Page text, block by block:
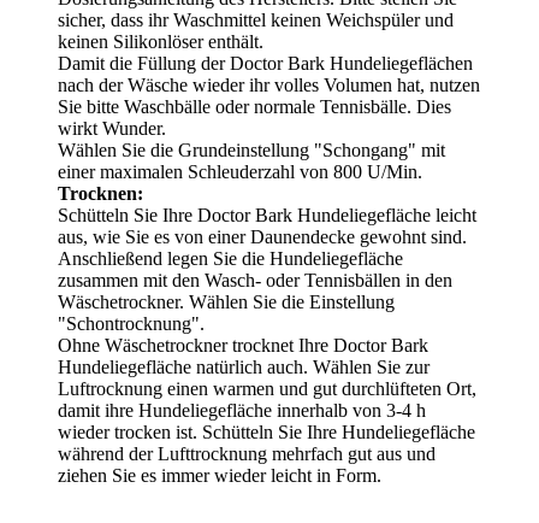
sicher, dass ihr Waschmittel keinen Weichspüler und
keinen Silikonlöser enthält.
Damit die Füllung der Doctor Bark Hundeliegeflächen
nach der Wäsche wieder ihr volles Volumen hat, nutzen
Sie bitte Waschbälle oder normale Tennisbälle. Dies
wirkt Wunder.
Wählen Sie die Grundeinstellung "Schongang" mit
einer maximalen Schleuderzahl von 800 U/Min.
Trocknen:
Schütteln Sie Ihre Doctor Bark Hundeliegefläche leicht
aus, wie Sie es von einer Daunendecke gewohnt sind.
Anschließend legen Sie die Hundeliegefläche
zusammen mit den Wasch- oder Tennisbällen in den
Wäschetrockner. Wählen Sie die Einstellung
"Schontrocknung".
Ohne Wäschetrockner trocknet Ihre Doctor Bark
Hundeliegefläche natürlich auch. Wählen Sie zur
Luftrocknung einen warmen und gut durchlüfteten Ort,
damit ihre Hundeliegefläche innerhalb von 3-4 h
wieder trocken ist. Schütteln Sie Ihre Hundeliegefläche
während der Lufttrocknung mehrfach gut aus und
ziehen Sie es immer wieder leicht in Form.